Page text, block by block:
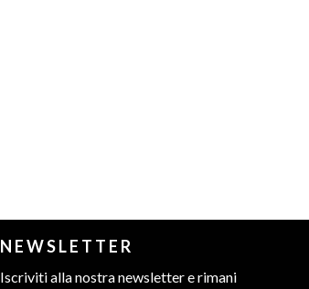
NEWSLETTER
Iscriviti alla nostra newsletter e rimani